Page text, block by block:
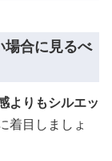
場合に見るべ
よりもシルエッ
着目しましょ